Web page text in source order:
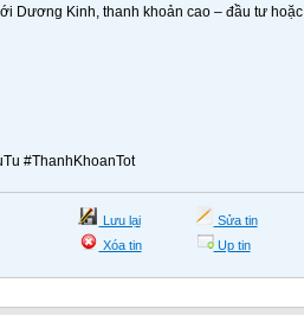
Dương Kinh, thanh khoản cao – đầu tư hoặc
#ThanhKhoanTot
Lưu lại
Sửa tin
Xóa tin
Up tin